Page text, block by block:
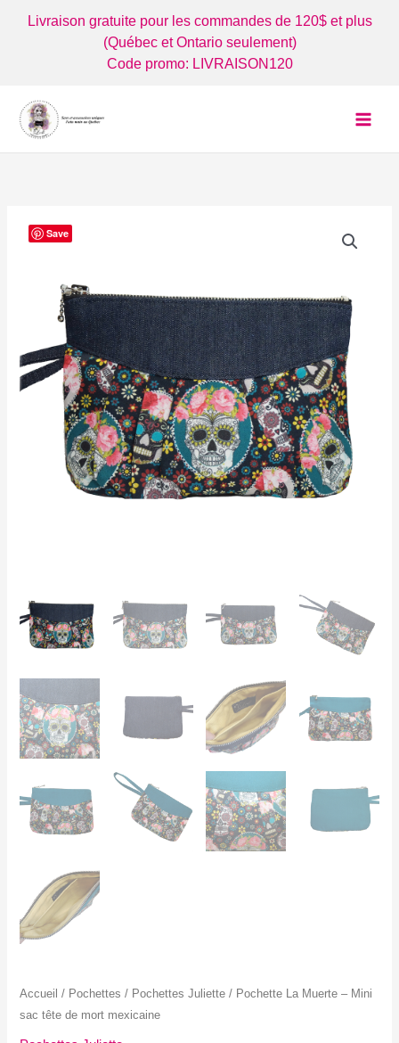
Livraison gratuite pour les commandes de 120$ et plus
(Québec et Ontario seulement)
Code promo: LIVRAISON120
Save
Accueil / Pochettes / Pochettes Juliette / Pochette La Muerte – Mini
sac tête de mort mexicaine